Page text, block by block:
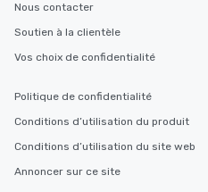
Nous contacter
Soutien à la clientèle
Vos choix de confidentialité
Politique de confidentialité
Conditions d’utilisation du produit
Conditions d’utilisation du site web
Annoncer sur ce site